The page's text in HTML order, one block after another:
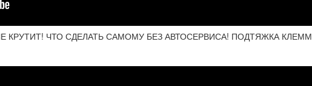
КРУТИТ! ЧТО СДЕЛАТЬ САМОМУ БЕЗ АВТОСЕРВИСА! ПОДТЯЖКА КЛЕММ